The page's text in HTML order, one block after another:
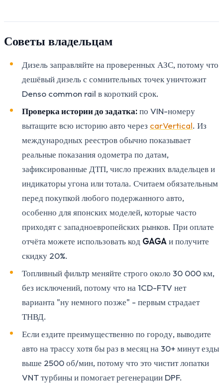
Советы владельцам
Дизель заправляйте на проверенных АЗС, потому что
дешёвый дизель с сомнительных точек уничтожит
Denso common rail в короткий срок.
Проверка истории до задатка:по VIN-номеру
вытащите всю историю авто через carVertical. Из
международных реестров обычно показывает
реальные показания одометра по датам,
зафиксированные ДТП, число прежних владельцев и
индикаторы угона или тотала. Считаем обязательным
перед покупкой любого подержанного авто,
особенно для японских моделей, которые часто
приходят с западноевропейских рынков. При оплате
отчёта можете использовать код GAGA и получите
скидку 20%.
Топливный фильтр меняйте строго около 30 000 км,
без исключений, потому что на 1CD-FTV нет
варианта "ну немного позже" - первым страдает
ТНВД.
Если ездите преимущественно по городу, выводите
авто на трассу хотя бы раз в месяц на 30+ минут езды
выше 2500 об/мин, потому что это чистит лопатки
VNT турбины и помогает регенерации DPF.